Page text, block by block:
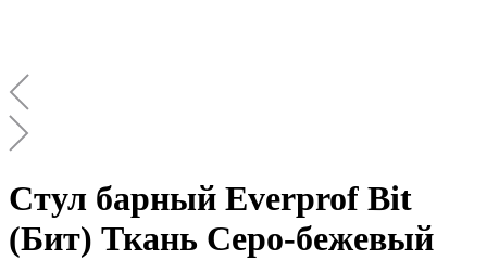
Стул барный Everprof Bit
(Бит) Ткань Серо-бежевый